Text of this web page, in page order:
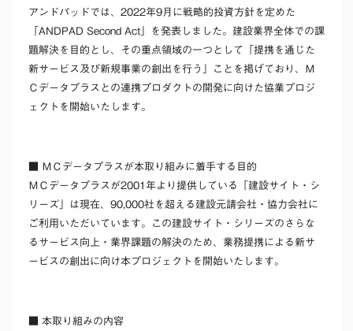
アンドパッドでは、2022年9月に戦略的投資方針を定めた
「ANDPAD Second Act」
を発表しました。建設業界全体での課
題解決を目的とし、その重点領域の一つとして「提携を通じた
新サービス及び新規事業の創出を行う」ことを掲げており、
Ｍ
Ｃ データプラスとの連携プロダクトの開発に向けた協業プロジ
ェクトを開始いたします。
■ ＭＣデータプラスが本取り組みに着手する目的
ＭＣデータプラスが2001年より提供している「建設サイト・シ
リーズ」は現在、90,000社を超える建設元請会社・協力会社に
ご利用いただいています。この建設サイト・シリーズのさらな
るサービス向上・業界課題の解決のため、業務提携による新サ
ービスの創出に向け本プロジェクトを開始いたします。
本取り組みの内容